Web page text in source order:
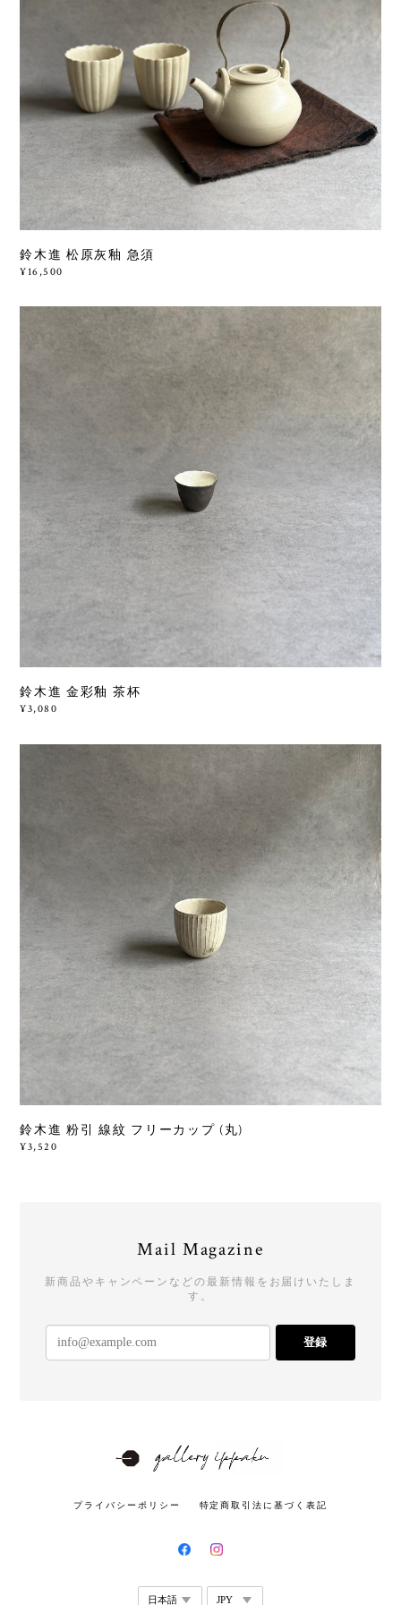
鈴木進 松原灰釉 急須
¥16,500
鈴木進 金彩釉 茶杯
¥3,080
鈴木進 粉引 線紋 フリーカップ (丸)
¥3,520
Mail Magazine
新商品やキャンペーンなどの最新情報をお届けいたしま
す。
登録
プライバシーポリシー 特定商取引法に基づく表記